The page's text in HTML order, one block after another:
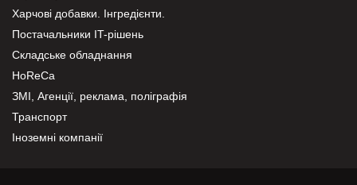
Харчові добавки. Інгредієнти.
Постачальники IT-рішень
Складське обладнання
HoReCa
ЗМІ, Агенції, реклама, поліграфія
Транспорт
Іноземні компанії